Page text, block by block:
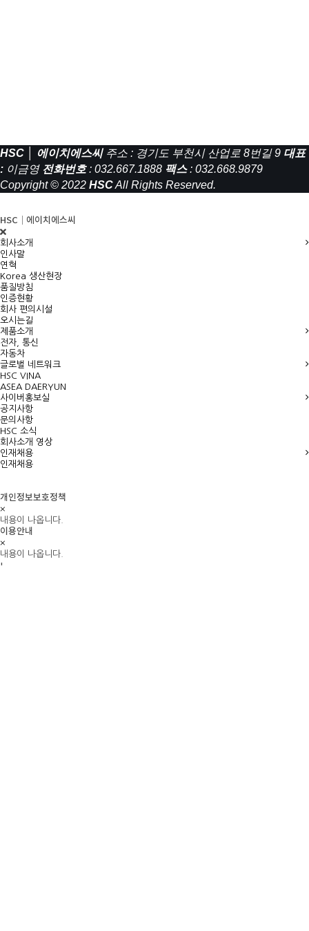
HSC │ 에이치에스씨주소 : 경기도 부천시 산업로 8번길 9 대표
: 이금영 전화번호: 032.667.1888 팩스: 032.668.9879
Copyright © 2022 HSCAll Rights Reserved.
HSC│에이치에스씨
회사소개
인사말
연혁
Korea 생산현장
품질방침
인증현황
회사 편의시설
오시는길
제품소개
전자, 통신
자동차
글로벌 네트워크
HSC VINA
ASEA DAERYUN
사이버홍보실
공지사항
문의사항
HSC 소식
회사소개 영상
인재채용
인재채용
개인정보보호정책
×
내용이 나옵니다.
이용안내
×
내용이 나옵니다.
'